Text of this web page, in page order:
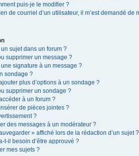
puis-je le modifier ?
de courriel d’un utilisateur, il m’est demandé de
sujet dans un forum ?
supprimer un message ?
signature à un message ?
sondage ?
plus d’options à un sondage ?
supprimer un sondage ?
à un forum ?
de pièces jointes ?
?
des messages à un modérateur ?
» affiché lors de la rédaction d’un sujet ?
t-il besoin d’être approuvé ?
mes sujets ?